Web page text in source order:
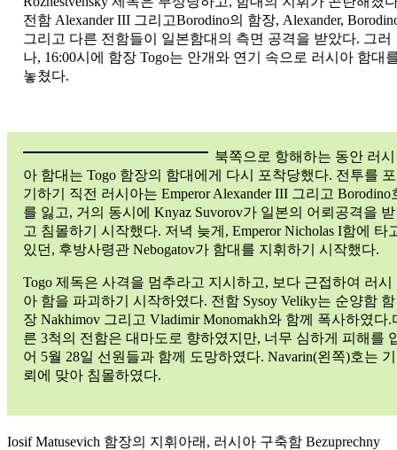
전함 Alexander III 그리고Borodino의 함장, Alexander,
그리고 다른 전함들이 일본함대의 측면 공격을 받았다. 그러
나, 16:00시에 함장 Togo는 안개와 연기 속으로 러시아 함대
놓쳤다.
북쪽으로 항해하는 동안 러시
아 함대는 Togo 함장의 함대에게 다시 포착당했다. 전투를 포
기하기 직전 러시아는 Emperor Alexander III 그리고 Borodino
를 잃고, 거의 동시에 Knyaz Suvorov가 일본의 어뢰공격을 받
고 침몰하기 시작했다. 저녁 늦게, Emperor Nicholas I함에 타
있던, 후방사령관 Nebogatov가 함대를 지휘하기 시작했다.
Togo 제독은 사격을 멈추라고 지시하고, 보다 근접하여 러시
아 함을 파괴하기 시작하였다. 전함 Sysoy Veliky는 순양함 함
장 Nakhimov 그리고 Vladimir Monomakh와 함께 폭사하였다.
른 3척의 전함은 대마도로 향하였지만, 너무 심하게 피해를
어 5월 28일 선원들과 함께 도망하였다. Navarin(왼쪽)호는 기
뢰에 맞아 침몰하였다.
Iosif Matusevich 함장의 지휘아래, 러시아 구축함 Bezuprechny